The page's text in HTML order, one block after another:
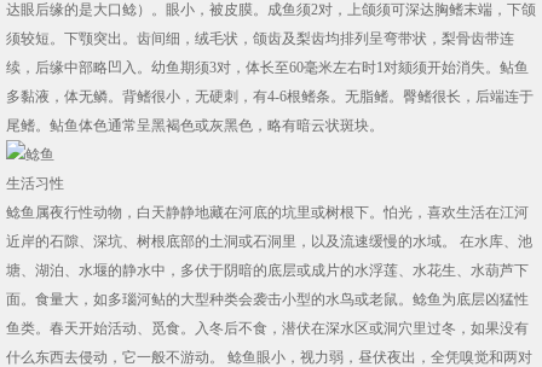
达眼后缘的是大口鲶）。眼小，被皮膜。成鱼须2对，上颌须可深达胸鳍末端，下颌
须较短。下颚突出。齿间细，绒毛状，颌齿及梨齿均排列呈弯带状，梨骨齿带连
续，后缘中部略凹入。幼鱼期须3对，体长至60毫米左右时1对颏须开始消失。鲇鱼
多黏液，体无鳞。背鳍很小，无硬刺，有4-6根鳍条。无脂鳍。臀鳍很长，后端连于
尾鳍。鲇鱼体色通常呈黑褐色或灰黑色，略有暗云状斑块。
生活习性
鲶鱼属夜行性动物，白天静静地藏在河底的坑里或树根下。怕光，喜欢生活在江河
近岸的石隙、深坑、树根底部的土洞或石洞里，以及流速缓慢的水域。 在水库、池
塘、湖泊、水堰的静水中，多伏于阴暗的底层或成片的水浮莲、水花生、水葫芦下
面。食量大，如多瑙河鲇的大型种类会袭击小型的水鸟或老鼠。鲶鱼为底层凶猛性
鱼类。春天开始活动、觅食。入冬后不食，潜伏在深水区或洞穴里过冬，如果没有
什么东西去侵动，它一般不游动。 鲶鱼眼小，视力弱，昼伏夜出，全凭嗅觉和两对